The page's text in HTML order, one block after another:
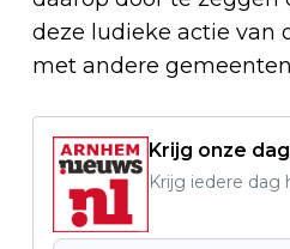
deze ludieke actie van
met andere
Krijg onze
Krijg iedere dag